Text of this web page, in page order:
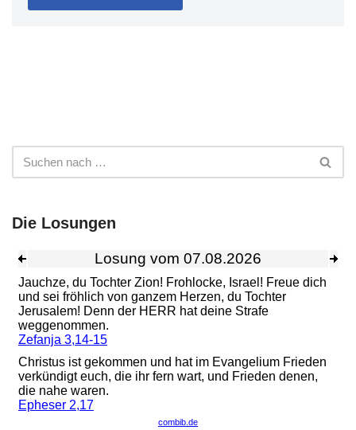
Die Losungen